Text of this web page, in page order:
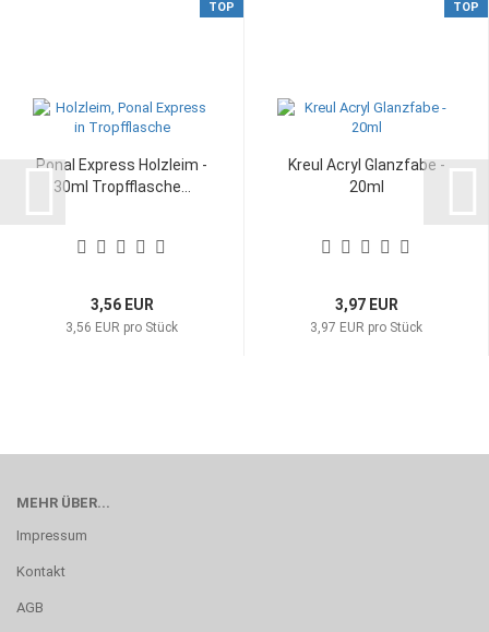
TOP
Ponal Express Holzleim -
30ml Tropfflasche...
3,56 EUR
3,56 EUR pro Stück
TOP
Kreul Acryl Glanzfabe -
20ml
3,97 EUR
3,97 EUR pro Stück
MEHR ÜBER...
Impressum
Kontakt
AGB